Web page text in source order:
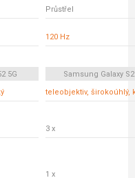
Průstřel
120 Hz
5G
Samsung Galaxy
teleobjektiv, širokoúhlý,
3 x
1 x